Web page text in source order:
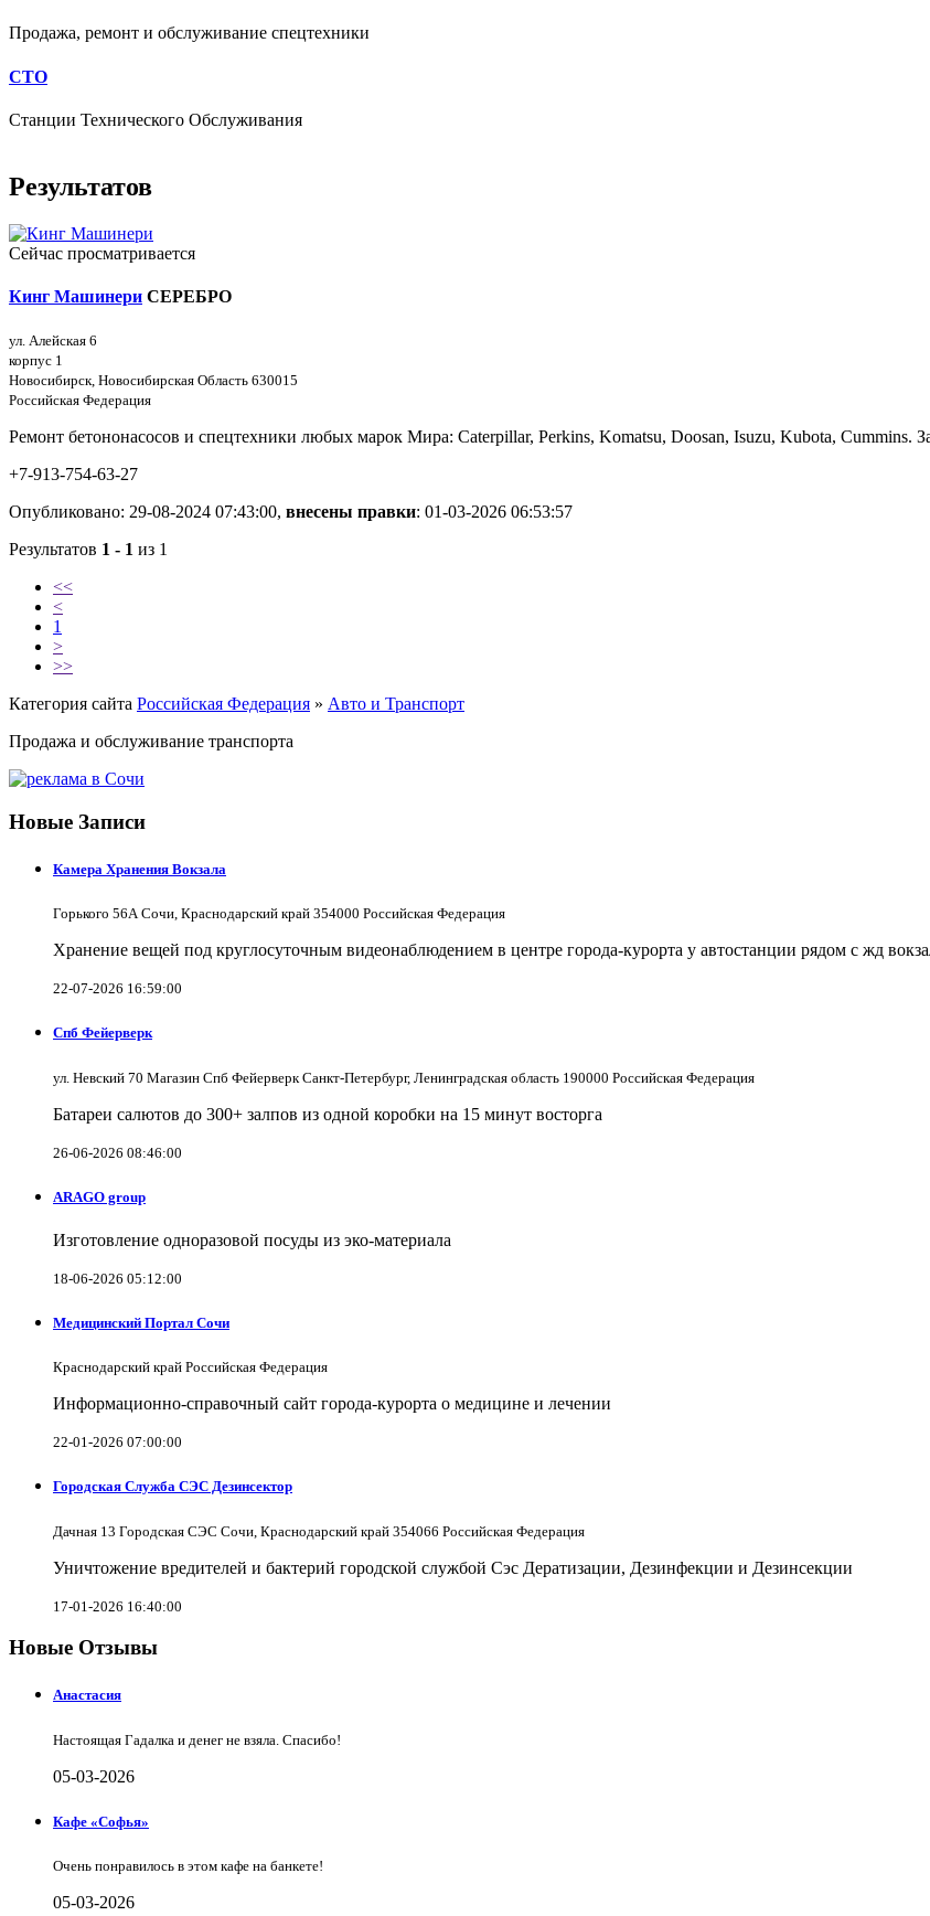
Продажа, ремонт и обслуживание спецтехники
СТО
Станции Технического Обслуживания
Результатов
Сейчас просматривается
Кинг Машинери СЕРЕБРО
ул. Алейская 6
корпус 1
Новосибирск, Новосибирская Область 630015
Российская Федерация
Ремонт бетононасосов и спецтехники любых марок Мира: Caterpillar, Perkins, Komatsu, Doosan, Isuzu, Kubota, Сummins.
+7-913-754-63-27
Опубликовано: 29-08-2024 07:43:00, внесены правки: 01-03-2026 06:53:57
Результатов 1 - 1 из 1
<<
<
1
>
>>
Категория сайта Российская Федерация » Авто и Транспорт
Продажа и обслуживание транспорта
Новые Записи
Камера Хранения Вокзала
Горького 56А Сочи, Краснодарский край 354000 Российская Федерация
Хранение вещей под круглосуточным видеонаблюдением в центре города-курорта у автостанции рядом с жд
22-07-2026 16:59:00
Спб Фейерверк
ул. Невский 70 Магазин Спб Фейерверк Санкт-Петербург, Ленинградская область 190000 Российская Федерация
Батареи салютов до 300+ залпов из одной коробки на 15 минут восторга
26-06-2026 08:46:00
ARAGO group
Изготовление одноразовой посуды из эко-материала
18-06-2026 05:12:00
Медицинский Портал Сочи
Краснодарский край Российская Федерация
Информационно-справочный сайт города-курорта о медицине и лечении
22-01-2026 07:00:00
Городская Служба СЭС Дезинсектор
Дачная 13 Городская СЭС Сочи, Краснодарский край 354066 Российская Федерация
Уничтожение вредителей и бактерий городской службой Сэс Дератизации, Дезинфекции и Дезинсекции
17-01-2026 16:40:00
Новые Отзывы
Анастасия
Настоящая Гадалка и денег не взяла. Спасибо!
05-03-2026
Кафе «Софья»
Очень понравилось в этом кафе на банкете!
05-03-2026